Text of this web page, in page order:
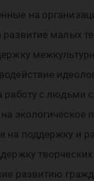
на
малых
работу с людьми
экологическое
поддержку и
развитию